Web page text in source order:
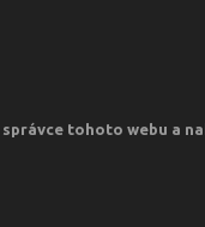
tohoto webu a